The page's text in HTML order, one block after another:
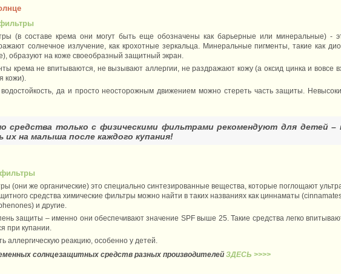
(в составе крема они могут быть еще обозначены как барьерные или минеральные) -
солнечное излучение, как крохотные зеркальца. Минеральные пигменты, такие как
образуют на коже своеобразный защитный экран.
крема не впитываются, не вызывают аллергии, не раздражают кожу (а оксид цинка и вовсе
кожи).
да и просто неосторожным движением можно стереть часть защиты.
средства только с физическими фильтрами рекомендуют для детей –
их на малыша после каждого купания!
(они же органические) это специально синтезированные вещества, которые поглощают
средства химические фильтры можно найти в таких названиях как циннаматы
и другие.
защиты – именно они обеспечивают значение SPF выше 25. Такие средства легко
при купании.
аллергическую реакцию, особенно у детей.
солнцезащитных средств разных производителей ЗДЕСЬ >>>>